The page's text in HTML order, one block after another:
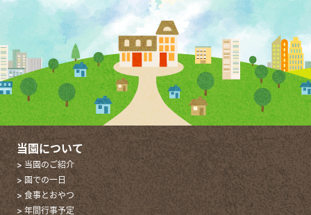
当園について
> 当園のご紹介
> 園での一日
> 食事とおやつ
> 年間行事予定